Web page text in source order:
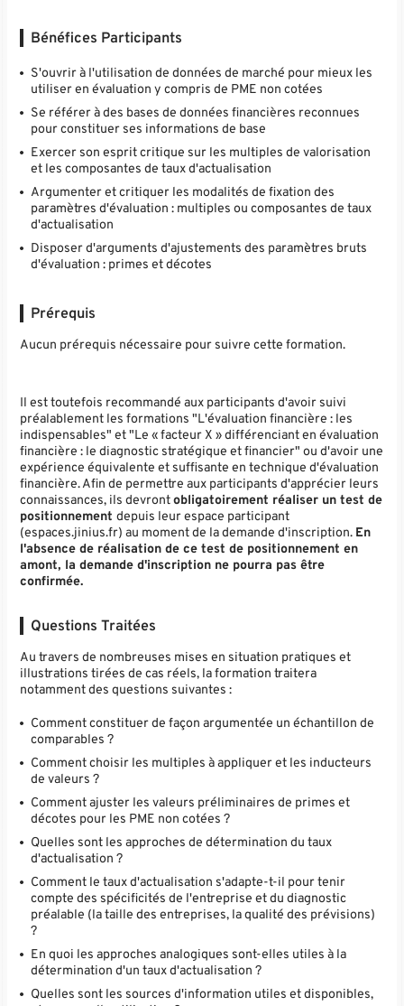
Bénéfices Participants
S'ouvrir à l'utilisation de données de marché pour mieux les
utiliser en évaluation y compris de PME non cotées
Se référer à des bases de données financières reconnues
pour constituer ses informations de base
Exercer son esprit critique sur les multiples de valorisation
et les composantes de taux d'actualisation
Argumenter et critiquer les modalités de fixation des
paramètres d'évaluation : multiples ou composantes de taux
d'actualisation
Disposer d'arguments d'ajustements des paramètres bruts
d'évaluation : primes et décotes
Prérequis
Aucun prérequis nécessaire pour suivre cette formation.
Il est toutefois recommandé aux participants d'avoir suivi
préalablement les formations "L'évaluation financière : les
indispensables" et "Le « facteur X » différenciant en évaluation
financière : le diagnostic stratégique et financier" ou d'avoir une
expérience équivalente et suffisante en technique d'évaluation
financière. Afin de permettre aux participants d'apprécier leurs
connaissances, ils devrontobligatoirement réaliser un test de
positionnementdepuis leur espace participant
(espaces.jinius.fr) au moment de la demande d'inscription. En
l'absence de réalisation de ce test de positionnement en
amont, la demande d'inscription ne pourra pas être
confirmée.
Questions Traitées
Au travers de nombreuses mises en situation pratiques et
illustrations tirées de cas réels, la formation traitera
notamment des questions suivantes :
Comment constituer de façon argumentée un échantillon de
comparables ?
Comment choisir les multiples à appliquer et les inducteurs
de valeurs ?
Comment ajuster les valeurs préliminaires de primes et
décotes pour les PME non cotées ?
Quelles sont les approches de détermination du taux
d'actualisation ?
Comment le taux d'actualisation s'adapte-t-il pour tenir
compte des spécificités de l'entreprise et du diagnostic
préalable (la taille des entreprises, la qualité des prévisions)
?
En quoi les approches analogiques sont-elles utiles à la
détermination d'un taux d'actualisation ?
Quelles sont les sources d'information utiles et disponibles,